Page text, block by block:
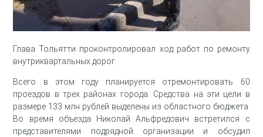
Глава Тольятти проконтролировал ход работ по ремонту
внутриквартальных дорог
Всего в этом году планируется отремонтировать 60
проездов в трех районах города. Средства на эти цели в
размере 133 млн рублей выделены из областного бюджета.
Во время объезда Николай Альфредович встретился с
представителями подрядной организации и обсудил